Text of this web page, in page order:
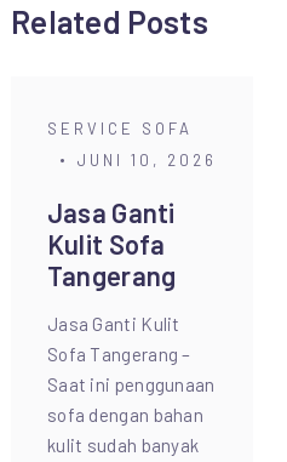
Related Posts
SERVICE SOFA
JUNI 10, 2026
Jasa Ganti
Kulit Sofa
Tangerang
Jasa Ganti Kulit
Sofa Tangerang –
Saat ini penggunaan
sofa dengan bahan
kulit sudah banyak